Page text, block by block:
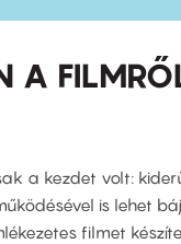
A
a kezdet volt:
is lehet
filmet